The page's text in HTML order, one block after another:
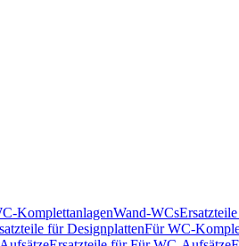
KomplettanlagenWand-WCs
für DesignplattenFür WC-